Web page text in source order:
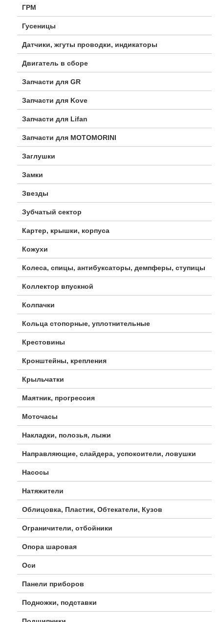
ГРМ
Гусеницы
Датчики, жгуты проводки, индикаторы
Двигатель в сборе
Запчасти для GR
Запчасти для Kove
Запчасти для Lifan
Запчасти для MOTOMORINI
Заглушки
Замки
Звезды
Зубчатый сектор
Картер, крышки, корпуса
Кожухи
Колеса, спицы, антибуксаторы, демпферы, ступицы
Коллектор впускной
Колпачки
Кольца стопорные, уплотнительные
Крестовины
Кронштейны, крепления
Крыльчатки
Маятник, прогрессия
Моточасы
Накладки, полозья, лыжи
Направляющие, слайдера, успокоители, ловушки
Насосы
Натяжители
Облицовка, Пластик, Обтекатели, Кузов
Ограничители, отбойники
Опора шаровая
Оси
Панели приборов
Подножки, подставки